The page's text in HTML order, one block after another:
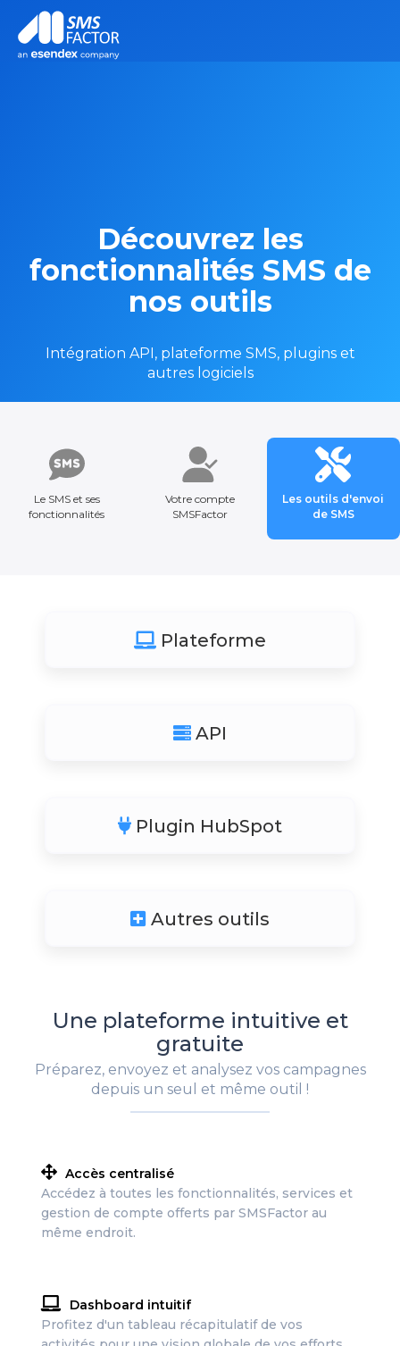
Découvrez les
fonctionnalités SMS de
nos outils
Intégration API, plateforme SMS, plugins et
autres logiciels
Le SMS et ses
fonctionnalités
Votre compte
SMSFactor
Les outils d'envoi
de SMS
Plateforme
API
Plugin HubSpot
Autres outils
Une plateforme intuitive et
gratuite
Préparez, envoyez et analysez vos campagnes
depuis un seul et même outil !
Accès centralisé
Accédez à toutes les fonctionnalités, services et
gestion de compte offerts par SMSFactor au
même endroit.
Dashboard intuitif
Profitez d'un tableau récapitulatif de vos